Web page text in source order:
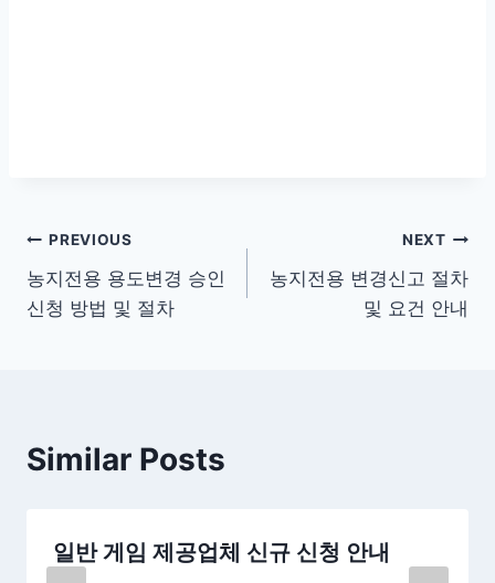
글
탐
PREVIOUS
농지전용 용도변경 승인
신청 방법 및 절차
NEXT
농지전용 변경신고 절차
및 요건 안내
Similar Posts
일반 게임 제공업체 신규 신청 안내